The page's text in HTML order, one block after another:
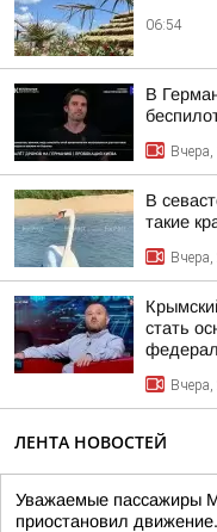
06:54
В
В
такие
стать
ЛЕНТА НОВОСТЕЙ
Уважаемые пассажиры
приостановил